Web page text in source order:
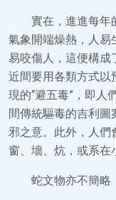
實在，進進每年
氣象開端燥熱，人易
易咬傷人，這便構成
近間要用各類方式以
現的“避五毒”，即人
間傳統驅毒的吉利圖
邪之意。此外，人們
窗、墻、炕，或系在
蛇文物亦不簡略